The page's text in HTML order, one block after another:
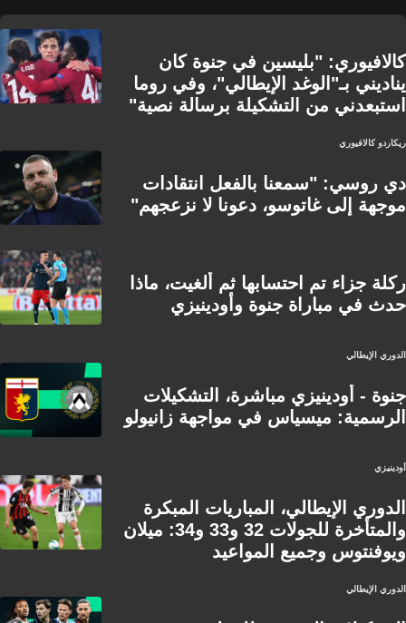
كالافيوري: "بليسين في جنوة كان
يناديني بـ"الوغد الإيطالي"، وفي روما
استبعدني من التشكيلة برسالة نصية"
ريكاردو كالافيوري
دي روسي: "سمعنا بالفعل انتقادات
موجهة إلى غاتوسو، دعونا لا نزعجهم"
ركلة جزاء تم احتسابها ثم ألغيت، ماذا
حدث في مباراة جنوة وأودينيزي
الدوري الإيطالي
جنوة - أودينيزي مباشرة، التشكيلات
الرسمية: ميسياس في مواجهة زانيولو
أودينيزي
الدوري الإيطالي، المباريات المبكرة
والمتأخرة للجولات 32 و33 و34: ميلان
ويوفنتوس وجميع المواعيد
الدوري الإيطالي